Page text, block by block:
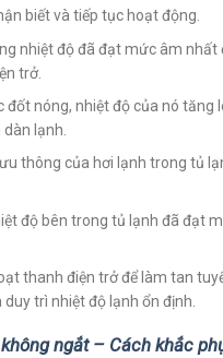
biết và tiếp tục hoạt động.
nhiệt độ đã đạt mức âm
trở.
nóng, nhiệt độ của nó tăng
lạnh.
thông của hơi lạnh trong tủ
độ bên trong tủ lạnh đã đạt
thanh điện trở để làm tan
trì nhiệt độ lạnh ổn định.
ngắt – Cách khắc